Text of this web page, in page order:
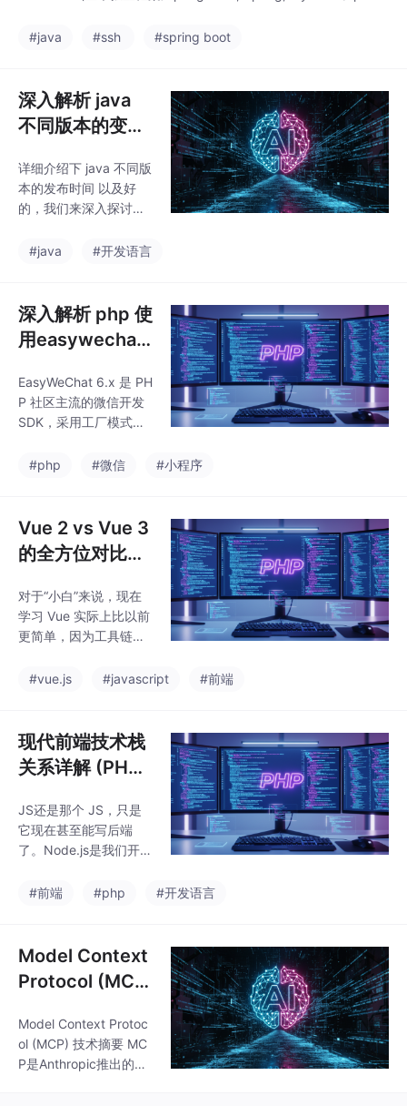
式重度XMLXML + 注解零
#java #ssh #spring boot
深入解析 java
不同版本的变化
南十三）
详细介绍下 java 不同版
本的发布时间 以及好
的，我们来深入探讨一
布历史、主要新特性、
选择。自 1996 年诞生
以来，Java 经过了多次
重要迭代。早期版本更
后，Oracle 采用了新的
发布模式：每六个月发
布一个功能版本，每两
每两年）发布一个长期
#java #开发语言
深入解析 php 使
用easywechat
和小程序
EasyWeChat 6.x 是 PH
P 社区主流的微信开发
SDK，采用工厂模式和
化。本文提供了服务号
+）、安装配置和核心
功能实现。服务号部分
演示了网页授权流程
授权跳转和回调处理；
小程序部分包含登录凭
证校验。文中提供了完
码实现，强调最佳实践
建实
#php #微信 #小程序
Vue 2 vs Vue 3
的全方位对比文
对于“小白”来说，现在
学习 Vue 实际上比以前
更简单，因为工具链
（组合式 API）也更符
理、构建方式和代码语
法。
#vue.js #javascript #前端
现代前端技术栈
关系详解 (PHP
JS还是那个 JS，只是
它现在甚至能写后端
了。Node.js是我们开发
PHP CLI）。npm是管
的框架（类比 Larave
l）。最后通过打包，它
们变回了你熟悉的。
#前端 #php #开发语言
Model Context
Protocol (MC
入门案例
Model Context Protoc
ol (MCP) 技术摘要 MC
P是Anthropic推出的开